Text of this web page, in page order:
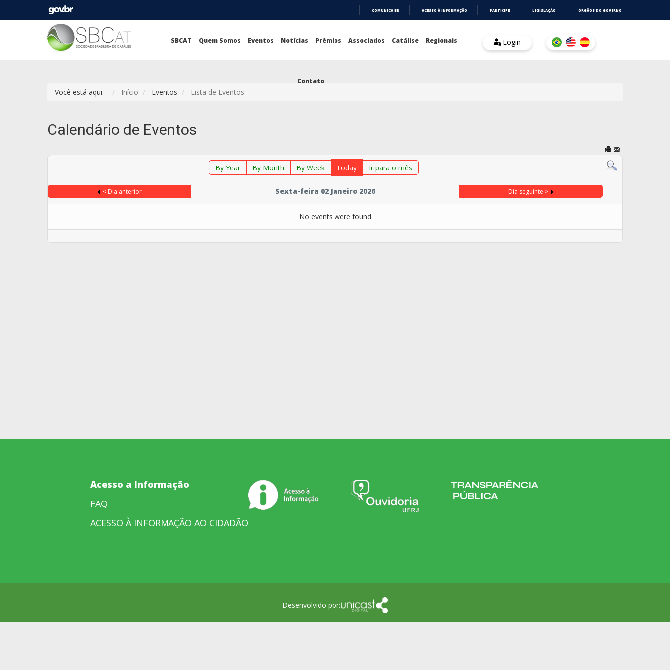
COMUNICA BR ACESSO À INFORMAÇÃO PARTICIPE LEGISLAÇÃO ÓRGÃOS DO GOVERNO
SBCAT Quem Somos Eventos Notícias Prêmios Associados Catálise Regionais
Contato
Login
Você está aqui: Início Eventos Lista de Eventos
Calendário de Eventos
By Year By Month By Week Today Ir para o mês
< Dia anterior Sexta-feira 02 Janeiro 2026 Dia seguinte >
No events were found
Acesso a Informação
FAQ
ACESSO À INFORMAÇÃO AO CIDADÃO
Desenvolvido por: